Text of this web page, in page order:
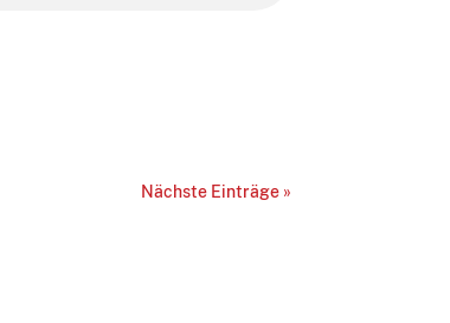
Nächste Einträge »